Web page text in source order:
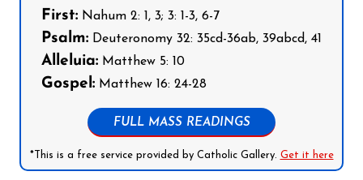
First: Nahum 2: 1, 3; 3: 1-3, 6-7
Psalm: Deuteronomy 32: 35cd-36ab, 39abcd, 41
Alleluia: Matthew 5: 10
Gospel: Matthew 16: 24-28
FULL MASS READINGS
*This is a free service provided by Catholic Gallery. Get it here